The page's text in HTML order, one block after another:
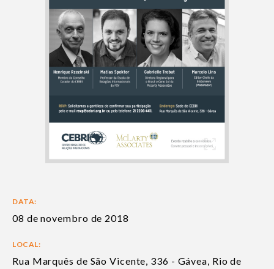
DATA:
08 de novembro de 2018
LOCAL:
Rua Marquês de São Vicente, 336 - Gávea, Rio de